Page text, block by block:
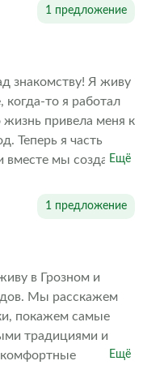
1 предложение
знакомству! Я живу
когда-то я работал
привела меня к
Теперь я часть
вместе мы создаем
Любим радовать
от от
Ещё
1 предложение
в Грозном и
Мы расскажем
покажем самые
традициями и
Ещё